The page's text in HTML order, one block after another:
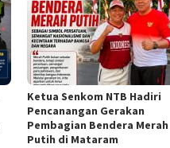
Ketua Senkom NTB Hadiri
Pencanangan Gerakan
Pembagian Bendera Merah
Putih di Mataram